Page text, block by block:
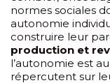
normes sociales
autonomie
construire leur
production et
l’autonomie est
répercutent sur